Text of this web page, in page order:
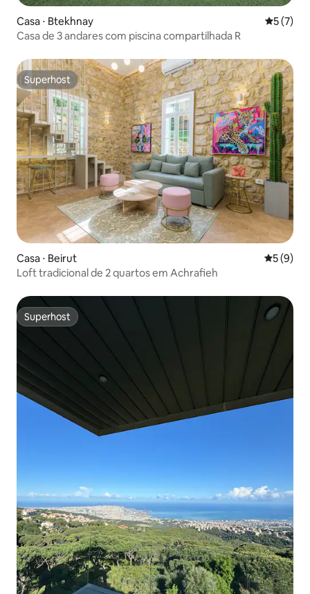
Casa ⋅ Btekhnay 5 de
5 (7)
Casa de 3 andares com piscina compartilhada R
Superhost
Superhost
Casa ⋅ Beirut 5 de
5 (9)
Loft tradicional de 2 quartos em Achrafieh
Superhost
Superhost